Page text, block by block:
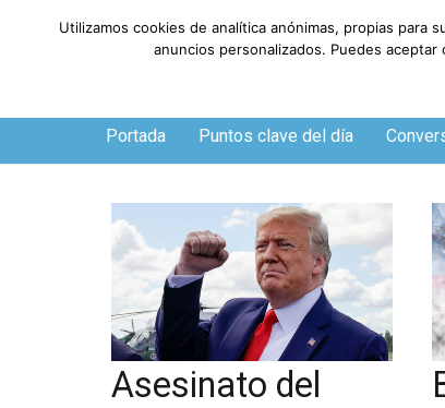
Jueves, 6 de agosto de 2026
Portada Puntos clave del día
Asesinato del
Utilizamos cookies de analítica anónimas, propias
anuncios personalizados. Puedes